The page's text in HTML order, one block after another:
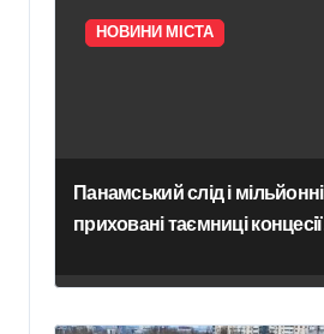
НОВИНИ МІСТА
Панамський слід і мільйонні боргі:
приховані таємниці концесії